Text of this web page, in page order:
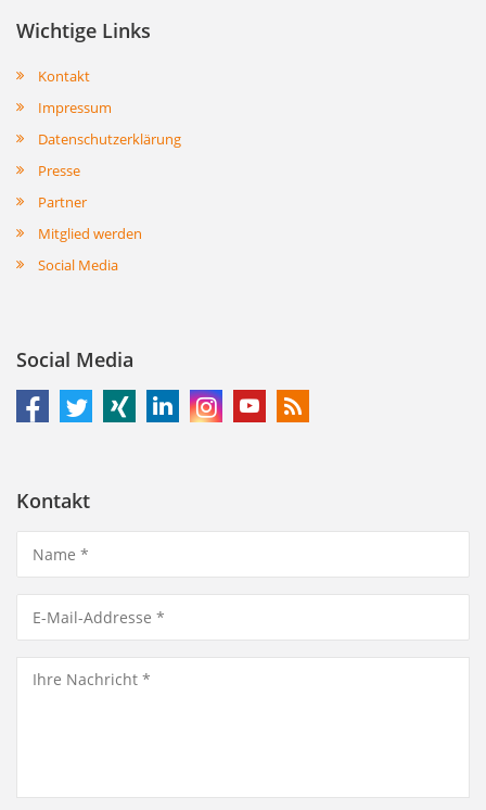
Wichtige Links
Kontakt
Impressum
Datenschutzerklärung
Presse
Partner
Mitglied werden
Social Media
Social Media
Kontakt